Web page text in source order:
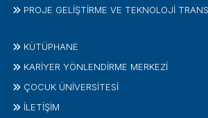
PROJE GELIŞTIRME VE TEKNOLOJI
KÜTÜPHANE
KARİYER YÖNLENDİRME MERKEZİ
ÇOCUK ÜNIVERSITESI
İLETIŞIM